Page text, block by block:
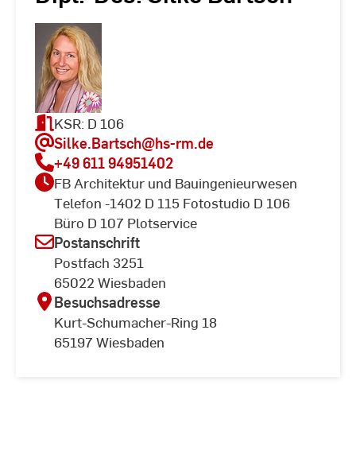
KSR: D 106
Silke.Bartsch@hs-rm.de
+49 611 94951402
FB Architektur und Bauingenieurwesen
Telefon -1402 D 115 Fotostudio D 106
Büro D 107 Plotservice
Postanschrift
Postfach 3251
65022 Wiesbaden
Besuchsadresse
Kurt-Schumacher-Ring 18
65197 Wiesbaden